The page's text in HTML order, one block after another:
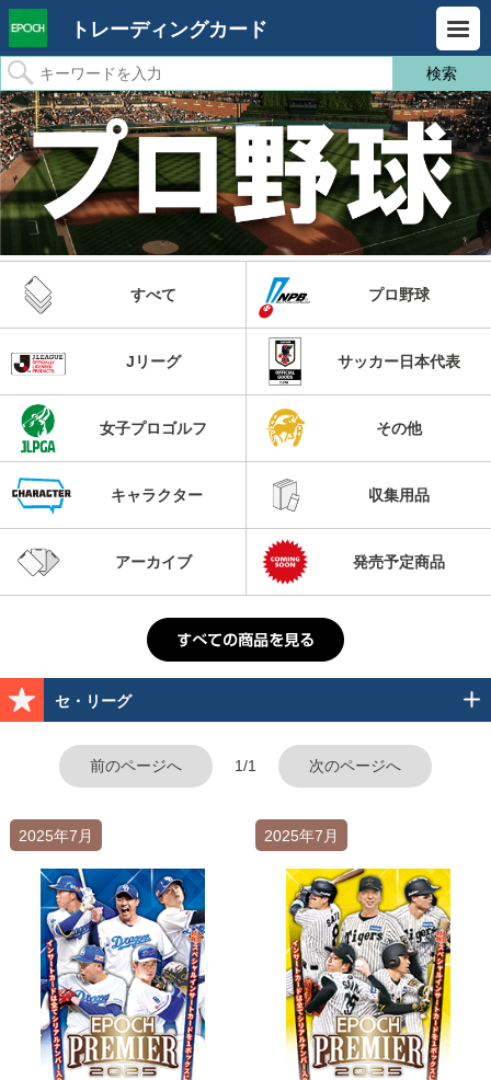
トレーディングカード
すべて プロ野球
Jリーグ サッカー日本代表
女子プロゴルフ その他
キャラクター 収集用品
アーカイブ 発売予定商品
セ・リーグ
前のページへ 1/1 次のページへ
2025年7月 2025年7月